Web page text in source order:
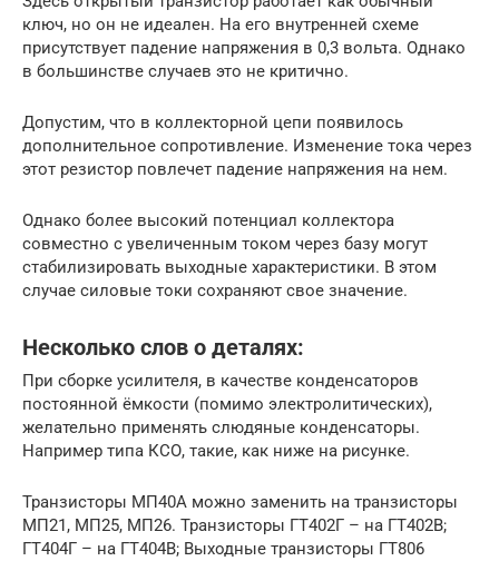
ключ, но он не идеален. На его внутренней схеме
присутствует падение напряжения в 0,3 вольта. Однако
в большинстве случаев это не критично.
Допустим, что в коллекторной цепи появилось
дополнительное сопротивление. Изменение тока через
этот резистор повлечет падение напряжения на нем.
Однако более высокий потенциал коллектора
совместно с увеличенным током через базу могут
стабилизировать выходные характеристики. В этом
случае силовые токи сохраняют свое значение.
Несколько слов о деталях:
При сборке усилителя, в качестве конденсаторов
постоянной ёмкости (помимо электролитических),
желательно применять слюдяные конденсаторы.
Например типа КСО, такие, как ниже на рисунке.
Транзисторы МП40А можно заменить на транзисторы
МП21, МП25, МП26. Транзисторы ГТ402Г – на ГТ402В;
ГТ404Г – на ГТ404В; Выходные транзисторы ГТ806